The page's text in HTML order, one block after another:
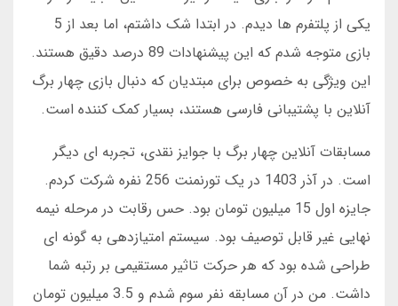
یکی از پلتفرم ها دیدم. در ابتدا شک داشتم، اما بعد از 5
بازی متوجه شدم که این پیشنهادات 89 درصد دقیق هستند.
این ویژگی به خصوص برای مبتدیان که دنبال بازی چهار برگ
آنلاین با پشتیبانی فارسی هستند، بسیار کمک کننده است.
مسابقات آنلاین چهار برگ با جوایز نقدی، تجربه ای دیگر
است. در آذر 1403 در یک تورنمنت 256 نفره شرکت کردم.
جایزه اول 15 میلیون تومان بود. حس رقابت در مرحله نیمه
نهایی غیر قابل توصیف بود. سیستم امتیازدهی به گونه ای
طراحی شده بود که هر حرکت تاثیر مستقیمی بر رتبه شما
داشت. من در آن مسابقه نفر سوم شدم و 3.5 میلیون تومان